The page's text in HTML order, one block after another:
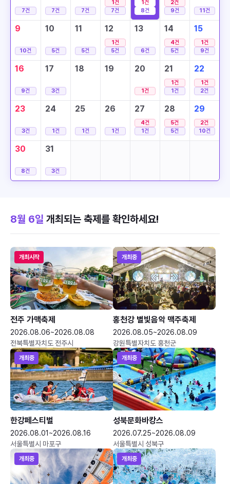
7건 7건 7건
1건
7건
1건
8건
2건
9건 11건
9
10건
10
5건
11
5건
12
1건
5건
13
6건
14
4건
5건
15
1건
9건
16
9건
17
3건
18 19 20
1건
21
1건
1건
22
1건
2건
23
3건
24
1건
25
1건
26
1건
27
4건
1건
28
5건
5건
29
2건
10건
30
8건
31
3건
8월 6일 개최되는 축제를 확인하세요!
개최시작
전주 가맥축제
2026.08.06~2026.08.08
전북특별자치도 전주시
개최중
홍천강 별빛음악 맥주축제
2026.08.05~2026.08.09
강원특별자치도 홍천군
개최중
한강페스티벌
2026.08.01~2026.08.16
서울특별시 마포구
개최중
성북문화바캉스
2026.07.25~2026.08.09
서울특별시 성북구
개최중 개최중